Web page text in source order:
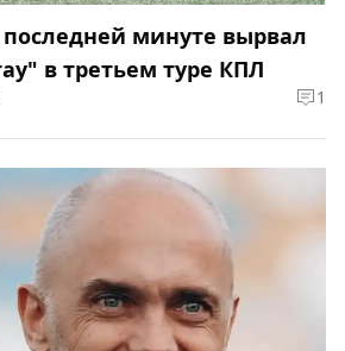
минуте вырвал
в третьем туре КПЛ
1